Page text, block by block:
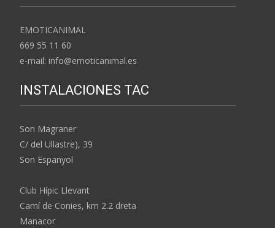
EMOTICANIMAL
669 55 11 60
e-mail: info@emoticanimal.es
INSTALACIONES TAC
Son Magraner
C/ del Ullastre), 39
Son Espanyol
Club Hípic Llevant
Camí de Conies, km 2.2 dreta
Manacor